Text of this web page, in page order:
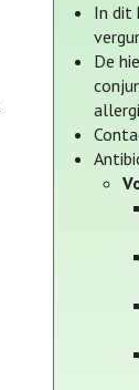
In dit
De